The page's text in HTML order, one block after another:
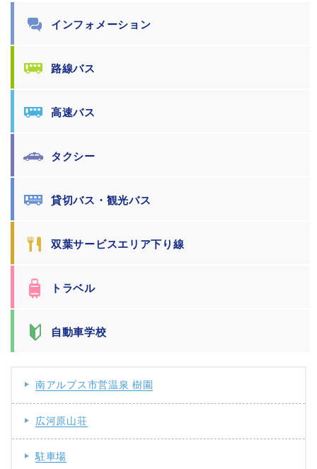
インフォメーション
路線バス
高速バス
タクシー
貸切バス・観光バス
双葉サービスエリア下り線
トラベル
自動車学校
南アルプス市営温泉 樹園
広河原山荘
駐車場